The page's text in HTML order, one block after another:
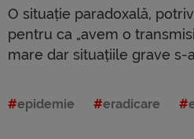
O situație paradoxală,
pentru ca „avem o
mare dar situațiile grave s-
epidemie eradicare